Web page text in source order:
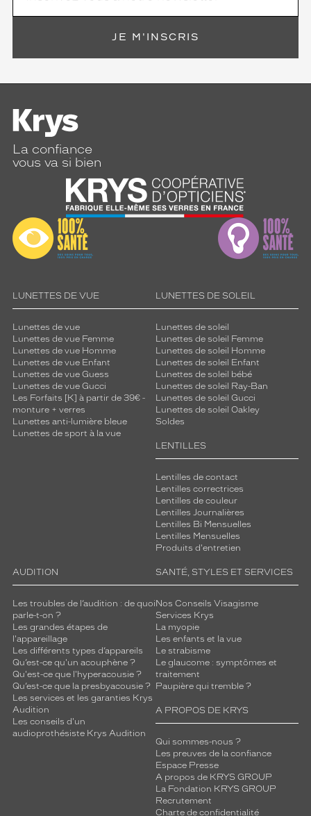
JE M'INSCRIS
La confiance
vous va si bien
LUNETTES DE VUE
Lunettes de vue
Lunettes de vue Femme
Lunettes de vue Homme
Lunettes de vue Enfant
Lunettes de vue Guess
Lunettes de vue Gucci
Les Forfaits [K] à partir de 39€ -
monture + verres
Lunettes anti-lumière bleue
Lunettes de sport à la vue
LUNETTES DE SOLEIL
Lunettes de soleil
Lunettes de soleil Femme
Lunettes de soleil Homme
Lunettes de soleil Enfant
Lunettes de soleil bébé
Lunettes de soleil Ray-Ban
Lunettes de soleil Gucci
Lunettes de soleil Oakley
Soldes
LENTILLES
Lentilles de contact
Lentilles correctrices
Lentilles de couleur
Lentilles Journalières
Lentilles Bi Mensuelles
Lentilles Mensuelles
Produits d'entretien
AUDITION
Les troubles de l’audition : de quoi
parle-t-on ?
Les grandes étapes de
l'appareillage
Les différents types d’appareils
Qu’est-ce qu'un acouphène ?
Qu'est-ce que l'hyperacousie ?
Qu’est-ce que la presbyacousie ?
Les services et les garanties Krys
Audition
Les conseils d'un
audioprothésiste Krys Audition
SANTÉ, STYLES ET SERVICES
Nos Conseils Visagisme
Services Krys
La myopie
Les enfants et la vue
Le strabisme
Le glaucome : symptômes et
traitement
Paupière qui tremble ?
A PROPOS DE KRYS
Qui sommes-nous ?
Les preuves de la confiance
Espace Presse
A propos de KRYS GROUP
La Fondation KRYS GROUP
Recrutement
Charte de confidentialité